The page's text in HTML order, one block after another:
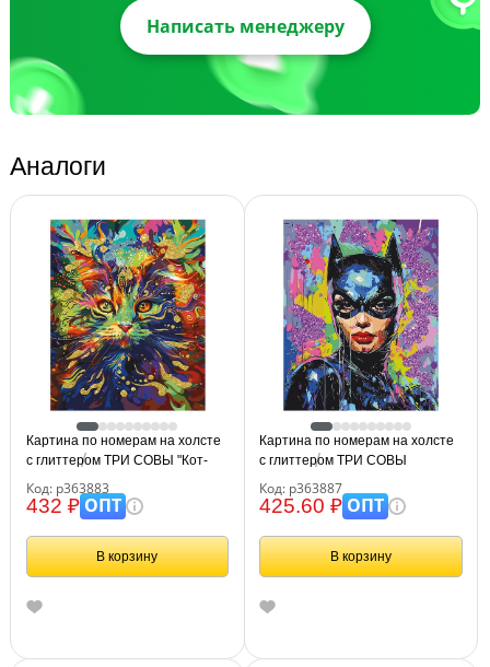
Написать менеджеру
Аналоги
Картина по номерам на холсте
с глиттером ТРИ СОВЫ "Кот-
красками и кистями
Код: р363883
432 ₽ОПТ
В корзину
Картина по номерам на холсте
с глиттером ТРИ СОВЫ
акриловыми красками и кистями
Код: р363887
425.60 ₽ОПТ
В корзину